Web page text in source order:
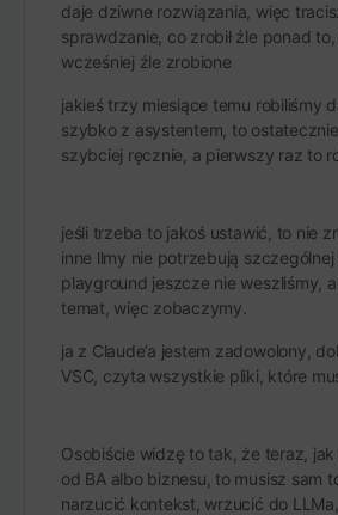
daje dziwne rozwiązania, więc
sprawdzanie, co zrobił źle ponad to,
wcześniej źle zrobione
jakieś trzy miesiące temu robiliśmy
szybko z asystentem, to
szybciej ręcznie, a pierwszy raz to
jeśli trzeba to jakoś ustawić, to nie
inne llmy nie potrzebują
playground jeszcze nie weszliśmy,
temat, więc zobaczymy.
ja z Claude’a jestem zadowolony,
VSC, czyta wszystkie pliki, które
Osobiście widzę to tak, że teraz,
od BA albo biznesu, to musisz sam
narzucić kontekst, wrzucić do